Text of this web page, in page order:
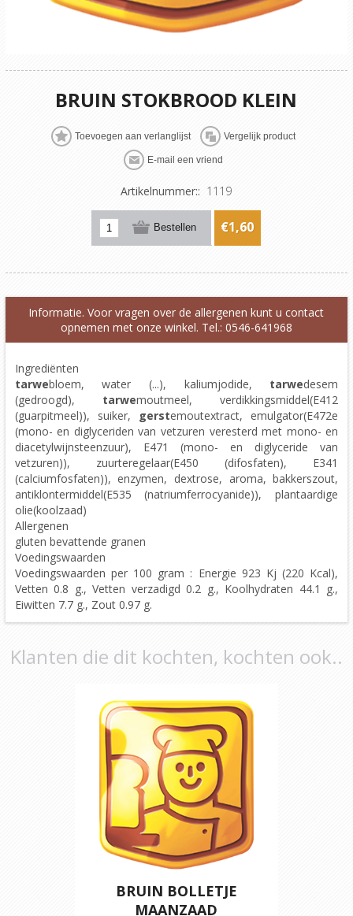
BRUIN STOKBROOD KLEIN
Artikelnummer:: 1119
€1,60
Informatie. Voor vragen over de allergenen kunt u contact
opnemen met onze winkel. Tel.: 0546-641968
Ingrediënten
tarwebloem, water (...), kaliumjodide, tarwedesem
(gedroogd), tarwemoutmeel, verdikkingsmiddel(E412
(guarpitmeel)), suiker,
gerstemoutextract, emulgator(E472e
(mono- en diglyceriden van vetzuren veresterd met mono- en
diacetylwijnsteenzuur), E471 (mono- en diglyceride van
vetzuren)), zuurteregelaar(E450 (difosfaten), E341
(calciumfosfaten)), enzymen, dextrose, aroma, bakkerszout,
antiklontermiddel(E535 (natriumferrocyanide)), plantaardige
olie(koolzaad)
Allergenen
gluten bevattende granen
Voedingswaarden
Voedingswaarden per 100 gram : Energie 923 Kj (220 Kcal),
Vetten 0.8 g., Vetten verzadigd 0.2 g., Koolhydraten 44.1 g.,
Eiwitten 7.7 g., Zout 0.97 g.
Klanten die dit kochten, kochten ook..
BRUIN BOLLETJE
MAANZAAD